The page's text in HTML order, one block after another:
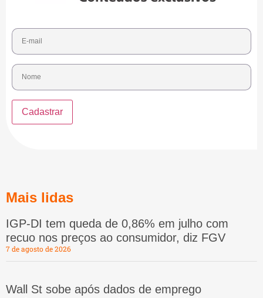
Mais lidas
IGP-DI tem queda de 0,86% em julho com
recuo nos preços ao consumidor, diz FGV
7 de agosto de 2026
Wall St sobe após dados de emprego